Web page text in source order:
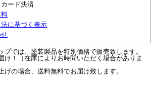
ード決済
に基づく表示
プでは、塗装製品を特別価格で販売致します。
け！（在庫によりお時間いただく場合がありま
げの場合、送料無料でお届け致します。